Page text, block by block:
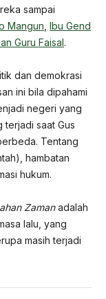
sampai
Mangun, Ibu Gend
Guru Faisal.
dan demokrasi
ini bila dipahami
negeri yang
saat Gus
Tentang
hambatan
hukum.
Zamanadalah
lalu, yang
masih terjadi